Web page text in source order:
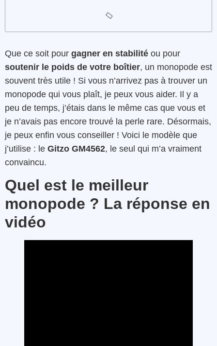
Que ce soit pour gagner en stabilité ou pour
soutenir le poids de votre boîtier, un monopode est
souvent très utile ! Si vous n’arrivez pas à trouver un
monopode qui vous plaît, je peux vous aider. Il y a
peu de temps, j’étais dans le même cas que vous et
je n’avais pas encore trouvé la perle rare. Désormais,
je peux enfin vous conseiller ! Voici le modèle que
j’utilise : le Gitzo GM4562, le seul qui m’a vraiment
convaincu.
Quel est le meilleur
monopode ? La réponse en
vidéo